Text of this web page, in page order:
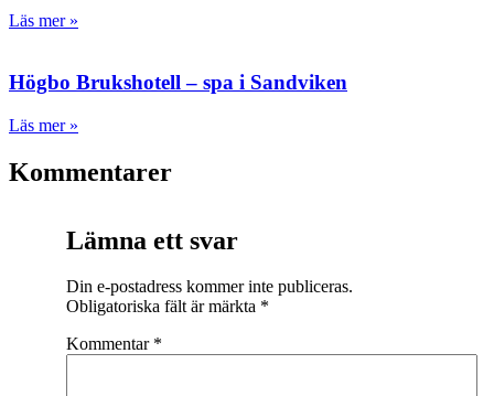
Läs mer »
Högbo Brukshotell – spa i Sandviken
Läs mer »
Kommentarer
Lämna ett svar
Din e-postadress kommer inte publiceras.
Obligatoriska fält är märkta *
Kommentar *